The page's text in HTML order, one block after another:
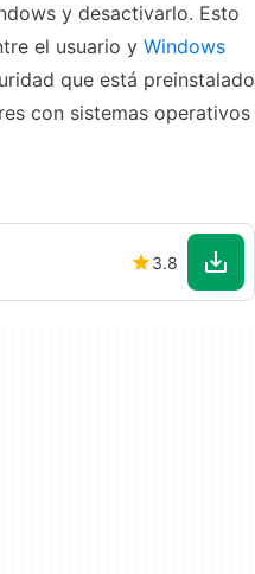
y desactivarlo. Esto
el usuario y Windows
que está preinstalado
con sistemas operativos
3.8